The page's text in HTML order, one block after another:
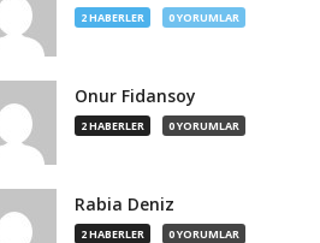
2 HABERLER 0 YORUMLAR
Onur Fidansoy
2 HABERLER 0 YORUMLAR
Rabia Deniz
2 HABERLER 0 YORUMLAR